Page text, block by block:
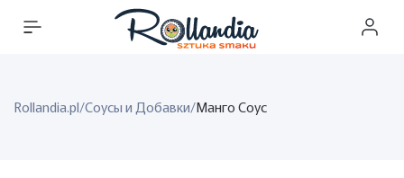
Rollandia.pl/Соусы и Добавки/Манго Соус